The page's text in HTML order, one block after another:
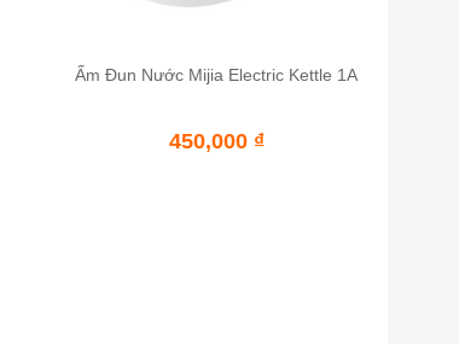
Ấm Đun Nước Mijia Electric Kettle 1A
450,000 ₫